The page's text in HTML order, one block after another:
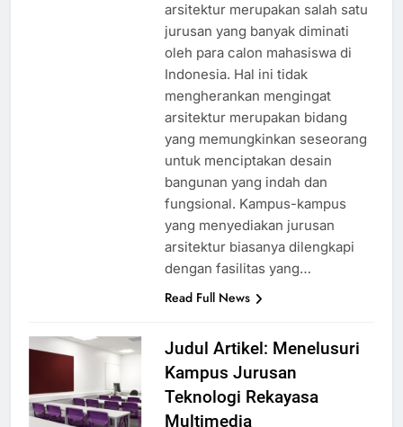
arsitektur merupakan salah satu
jurusan yang banyak diminati
oleh para calon mahasiswa di
Indonesia. Hal ini tidak
mengherankan mengingat
arsitektur merupakan bidang
yang memungkinkan seseorang
untuk menciptakan desain
bangunan yang indah dan
fungsional. Kampus-kampus
yang menyediakan jurusan
arsitektur biasanya dilengkapi
dengan fasilitas yang…
Read Full News
Judul Artikel: Menelusuri
Kampus Jurusan
Teknologi Rekayasa
Multimedia